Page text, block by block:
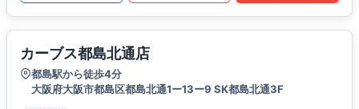
カーブス都島北通店
都島駅から徒歩4分
大阪府大阪市都島区都島北通1ー13ー9 SK都島北通3F